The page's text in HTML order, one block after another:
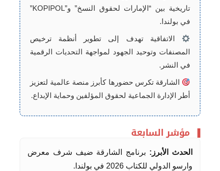
تاريخية بين “الإمارات لحقوق النسخ” و”KOPIPOL”
في بولندا.
الاتفاقية تهدف إلى تطوير أنظمة ترخيص
المصنفات وتوحيد الجهود لمواجهة التحديات الرقمية
في النشر.
الشارقة تكرس حضورها كأبرز منصة عالمية لتعزيز
أطر الإدارة الجماعية لحقوق المؤلفين وحماية الإبداع.
مؤشر السابعة
الحدث الأبرز: برنامج الشارقة ضيف شرف معرض
وارسو الدولي للكتاب 2026 في بولندا.